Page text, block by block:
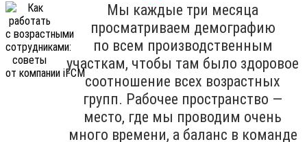
Мы каждые три месяца
просматриваем демографию
по всем производственным
участкам, чтобы там было здоровое
соотношение всех возрастных
групп. Рабочее пространство —
место, где мы проводим очень
много времени, а баланс в команде